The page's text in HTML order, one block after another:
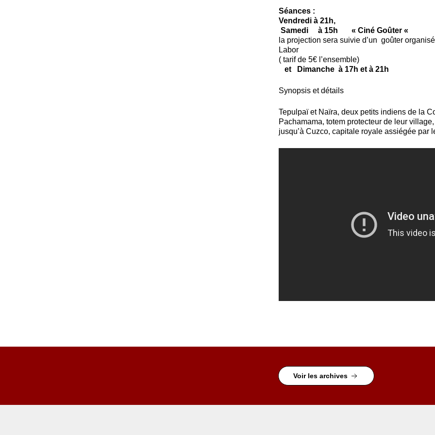
Séances :
Vendredi à 21h,
Samedi à 15h « Ciné Goûter «
la projection sera suivie d’un goûter
Labor
( tarif de 5€ l’ensemble)
et Dimanche à 17h et à 21h
Synopsis et détails
Tepulpaï et Naïra, deux petits indiens de la
Pachamama, totem protecteur de leur
jusqu’à Cuzco, capitale royale assiégée par
Voir les archives